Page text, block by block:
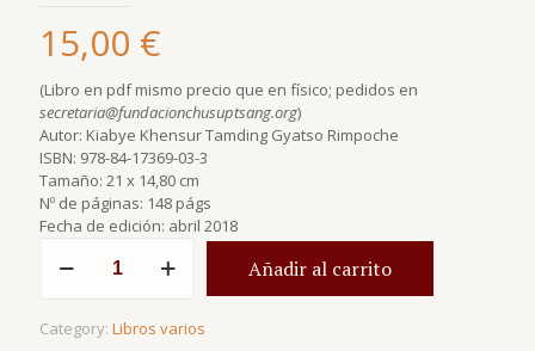
15,00 €
(Libro en pdf mismo precio que en físico; pedidos en
secretaria@fundacionchusuptsang.org)
Autor: Kiabye Khensur Tamding Gyatso Rimpoche
ISBN: 978-84-17369-03-3
Tamaño: 21 x 14,80 cm
Nº de páginas: 148 págs
Fecha de edición: abril 2018
cuatro
y
Añadir al carrito
Category: Libros varios